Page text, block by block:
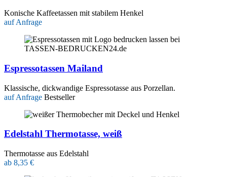
Konische Kaffeetassen mit stabilem Henkel
auf Anfrage
Espressotassen Mailand
Klassische, dickwandige Espressotasse aus Porzellan.
auf Anfrage Bestseller
Edelstahl Thermotasse, weiß
Thermotasse aus Edelstahl
ab 8,35 €